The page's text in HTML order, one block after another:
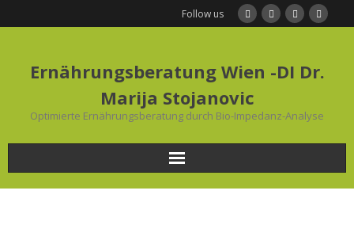
Follow us
Ernährungsberatung Wien -DI Dr.
Marija Stojanovic
Optimierte Ernährungsberatung durch Bio-Impedanz-Analyse
Home